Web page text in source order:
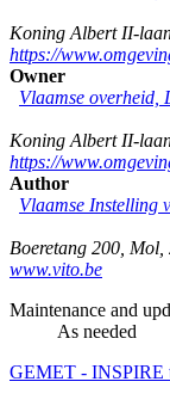
Koning Albert II-
https://
Owner
Vlaamse overheid,
Koning Albert II-
https://
Author
Vlaamse Instelling
Boeretang 200 Mol
www.vito.be
Maintenance and
As needed
GEMET - INSPIRE